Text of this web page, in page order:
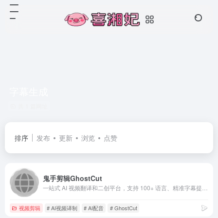
排序 发布 更新 浏览 点赞
鬼手剪辑GhostCut
视频剪辑 # AI视频译制 # AI配音 # GhostCut